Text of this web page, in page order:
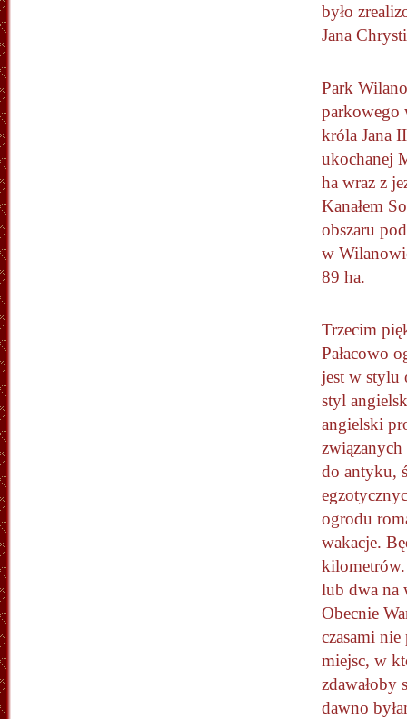
było
Jana
Park
parkowego
króla Jana
ukochanej
ha wraz z
Kanałem
obszaru
w
89 ha.
Trzecim
Pałacowo
jest w stylu
styl
angielski
do antyku,
ogrodu
wakacje.
kilometrów.
lub dwa na
Obecnie
czasami nie
miejsc, w
zdawałoby
dawno